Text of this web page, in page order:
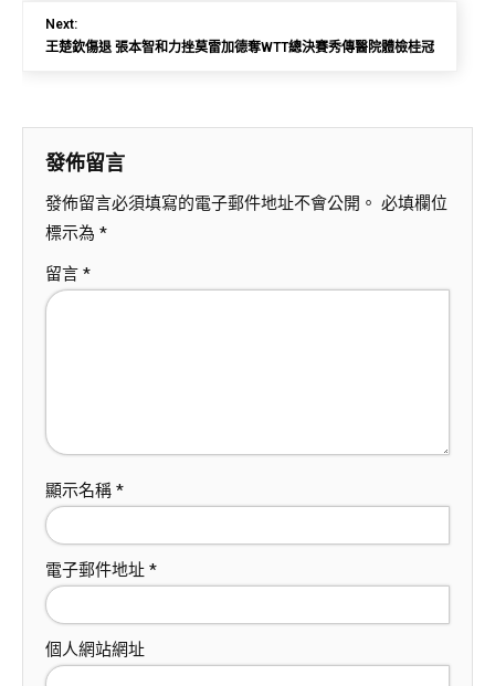
Next:
王楚欽傷退 張本智和力挫莫雷加德奪WTT總決賽秀傳醫院體檢桂冠
發佈留言
發佈留言必須填寫的電子郵件地址不會公開。 必填欄位
標示為 *
留言 *
顯示名稱 *
電子郵件地址 *
個人網站網址